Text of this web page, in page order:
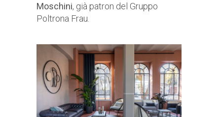
Moschini, già patron del Gruppo
Poltrona Frau.